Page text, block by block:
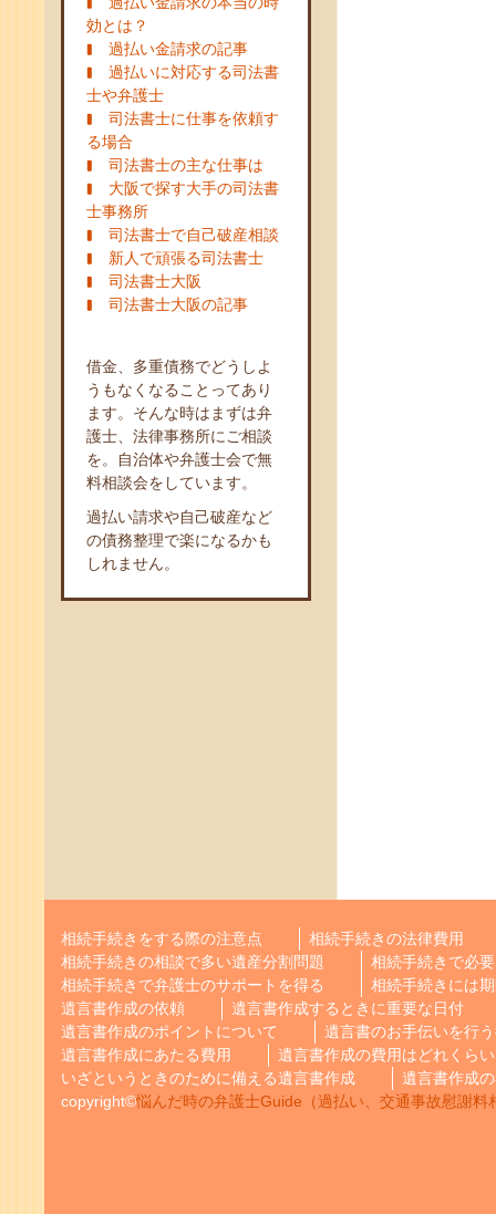
効とは？
過払い金請求の記事
過払いに対応する司法書
士や弁護士
司法書士に仕事を依頼す
る場合
司法書士の主な仕事は
大阪で探す大手の司法書
士事務所
司法書士で自己破産相談
新人で頑張る司法書士
司法書士大阪
司法書士大阪の記事
借金、多重債務でどうしよ
うもなくなることってあり
ます。そんな時はまずは弁
護士、法律事務所にご相談
を。自治体や弁護士会で無
料相談会をしています。
過払い請求や自己破産など
の債務整理で楽になるかも
しれません。
相続手続きをする際の注意点
相続手続きの法律費用
相続手続きの相談で多い遺産分割問題
相続手続きで必
相続手続きで弁護士のサポートを得る
相続手続きには
遺言書作成の依頼
遺言書作成するときに重要な日付
遺言書作成のポイントについて
遺言書のお手伝いを行
遺言書作成にあたる費用
遺言書作成の費用はどれくら
いざというときのために備える遺言書作成
遺言書作成
copyright©悩んだ時の弁護士Guide（過払い、交通事故慰謝料